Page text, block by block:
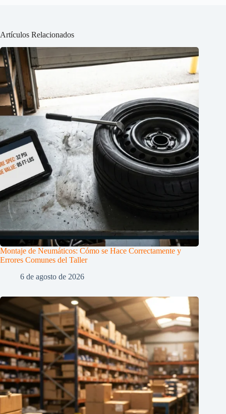
Artículos Relacionados
Montaje de Neumáticos: Cómo se Hace Correctamente y
Errores Comunes del Taller
6 de agosto de 2026